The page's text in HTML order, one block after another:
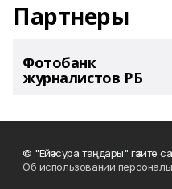
Партнеры
Фотобанк
журналистов РБ
© "Ейәнсура таңдары" гәзите
Об использовании